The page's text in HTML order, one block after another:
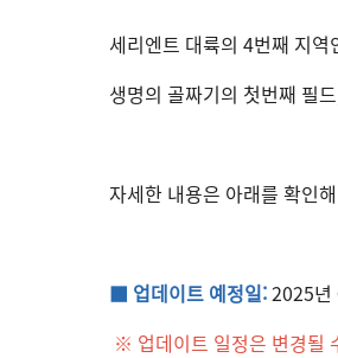
세리엔트 대륙의 4번째 지
생명의 골짜기의 첫번째 필
자세한 내용은 아래를 확인
■ 업데이트 예정일:2025년
※ 업데이트 일정은 변경될